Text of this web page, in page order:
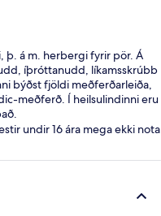
þ. á m. herbergi fyrir pör. Á
íþróttanudd, líkamsskrúbb
býðst fjöldi meðferðarleiða,
meðferð. Í heilsulindinni eru
undir 16 ára mega ekki nota